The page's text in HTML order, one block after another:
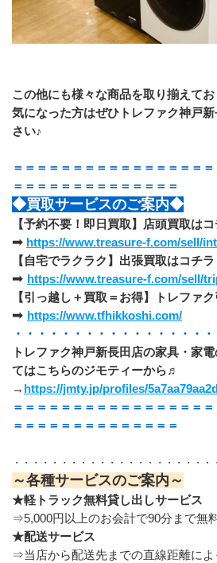
この他にも様々な商品を取り揃えてお
気になった方はぜひトレファク神戸
さい♪
＝＝＝＝＝＝＝＝＝＝＝＝＝＝＝＝
＝＝＝＝＝＝＝＝＝＝＝＝＝＝
◆買取サービスのご案内◆
【予約不要！即日買取】店頭買取は
➡ https://www.treasure-f.com/sell/
【自宅でラクラク】出張買取はコチラ
➡ https://www.treasure-f.com/sell/
【引っ越し＋買取＝お得】トレファ
➡ https://www.tfhikkoshi.com/
・・・・・・・・・・・・・・・・・
トレファク神戸新長田店の家具・家
てはこちらのジモティーから♬
→ https://jmty.jp/profiles/
＝＝＝＝＝＝＝＝＝＝＝＝＝＝＝＝
＝＝＝＝＝＝＝＝＝＝＝＝＝＝
・・・・・・・・・・・・・・・・・・・・・
～各種サービスのご案内～
★軽トラック無料貸し出しサービス
⇒5,000円以上のお会計で90分まで無
★配送サービス
⇒当店から配送先までの直線距離によ